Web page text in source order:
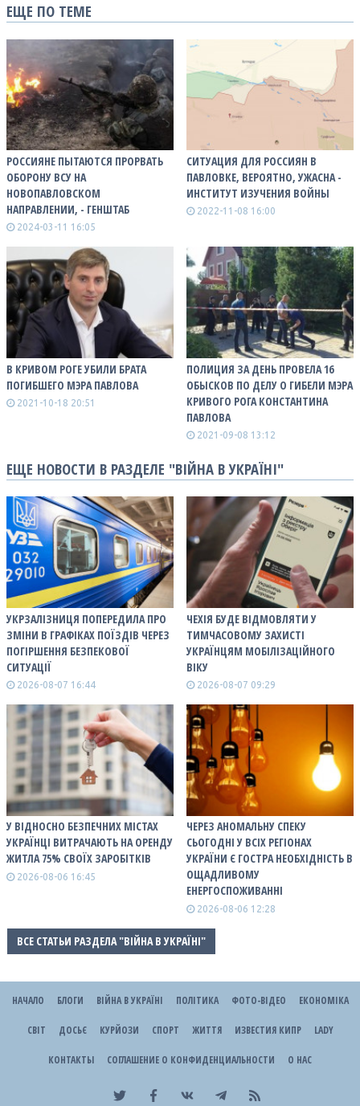
ЕЩЕ ПО ТЕМЕ
РОССИЯНЕ ПЫТАЮТСЯ ПРОРВАТЬ
ОБОРОНУ ВСУ НА
НОВОПАВЛОВСКОМ
НАПРАВЛЕНИИ, - ГЕНШТАБ
2024-03-11 16:05
СИТУАЦИЯ ДЛЯ РОССИЯН В
ПАВЛОВКЕ, ВЕРОЯТНО, УЖАСНА -
ИНСТИТУТ ИЗУЧЕНИЯ ВОЙНЫ
2022-11-08 16:00
В КРИВОМ РОГЕ УБИЛИ БРАТА
ПОГИБШЕГО МЭРА ПАВЛОВА
2021-10-18 20:51
ПОЛИЦИЯ ЗА ДЕНЬ ПРОВЕЛА 16
ОБЫСКОВ ПО ДЕЛУ О ГИБЕЛИ МЭРА
КРИВОГО РОГА КОНСТАНТИНА
ПАВЛОВА
2021-09-08 13:12
ЕЩЕ НОВОСТИ В РАЗДЕЛЕ "ВІЙНА В УКРАЇНІ"
УКРЗАЛІЗНИЦЯ ПОПЕРЕДИЛА ПРО
ЗМІНИ В ГРАФІКАХ ПОЇЗДІВ ЧЕРЕЗ
ПОГІРШЕННЯ БЕЗПЕКОВОЇ
СИТУАЦІЇ
2026-08-07 16:44
ЧЕХІЯ БУДЕ ВІДМОВЛЯТИ У
ТИМЧАСОВОМУ ЗАХИСТІ
УКРАЇНЦЯМ МОБІЛІЗАЦІЙНОГО
ВІКУ
2026-08-07 09:29
У ВІДНОСНО БЕЗПЕЧНИХ МІСТАХ
УКРАЇНЦІ ВИТРАЧАЮТЬ НА ОРЕНДУ
ЖИТЛА 75% СВОЇХ ЗАРОБІТКІВ
2026-08-06 16:45
ЧЕРЕЗ АНОМАЛЬНУ СПЕКУ
СЬОГОДНІ У ВСІХ РЕГІОНАХ
УКРАЇНИ Є ГОСТРА НЕОБХІДНІСТЬ В
ОЩАДЛИВОМУ
ЕНЕРГОСПОЖИВАННІ
2026-08-06 12:28
ВСЕ СТАТЬИ РАЗДЕЛА "ВІЙНА В УКРАЇНІ"
НАЧАЛО БЛОГИ ВІЙНА В УКРАЇНІ ПОЛІТИКА ФОТО-ВІДЕО ЕКОНОМІКА
СВІТ ДОСЬЄ КУРЙОЗИ СПОРТ ЖИТТЯ ИЗВЕСТИЯ КИПР LADY
КОНТАКТЫ СОГЛАШЕНИЕ О КОНФИДЕНЦИАЛЬНОСТИ О НАС